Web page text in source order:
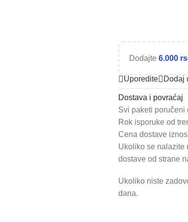
Dodajte 6.000
Uporedite Dodaj
Dostava i povraćaj
Svi paketi poručeni
Rok isporuke od
Cena dostave
Ukoliko se nalazite
dostave od strane
Ukoliko niste
dana.